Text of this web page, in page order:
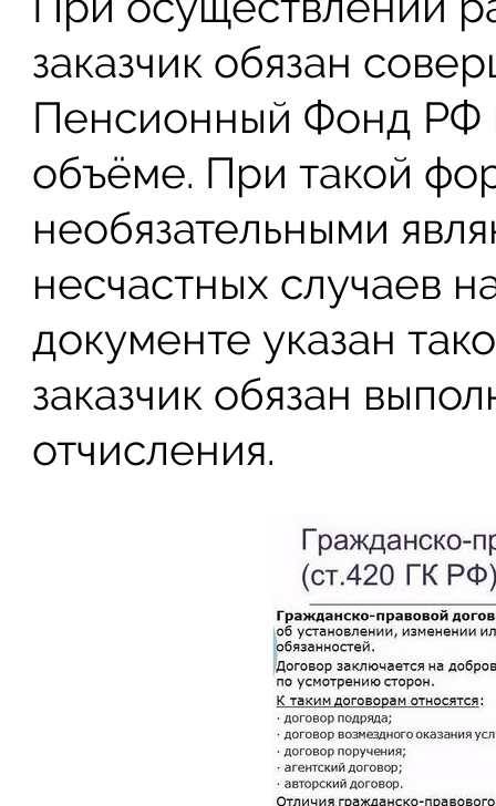
заказчик обязан
Пенсионный Фонд
объёме. При такой
необязательными
несчастных случаев
документе указан
заказчик обязан
отчисления.